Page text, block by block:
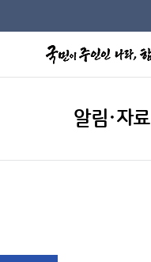
알림·자료